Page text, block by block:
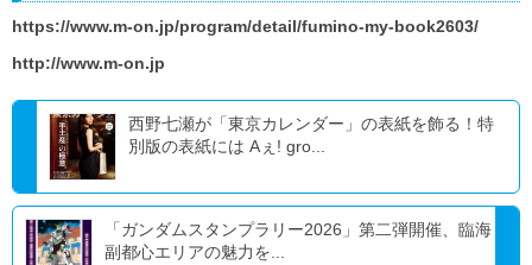
https://www.m-on.jp/program/detail/fumino-my-book2603/
http://www.m-on.jp
西野七瀬が「東京カレンダー」の表紙を飾る！特
別版の表紙には Aぇ! gro...
「ガンダムスタンプラリー2026」第二弾開催、臨海
副都心エリアの魅力を...